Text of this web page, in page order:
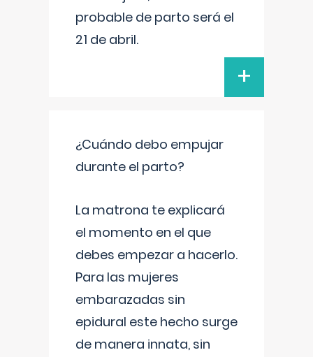
probable de parto será el
21 de abril.
+
¿Cuándo debo empujar
durante el parto?
La matrona te explicará
el momento en el que
debes empezar a hacerlo.
Para las mujeres
embarazadas sin
epidural este hecho surge
de manera innata, sin